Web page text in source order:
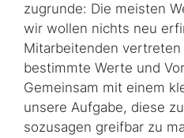
zugrunde: Die meisten
wir wollen nichts neu
Mitarbeitenden
bestimmte Werte und
Gemeinsam mit einem
unsere Aufgabe, diese
sozusagen greifbar zu